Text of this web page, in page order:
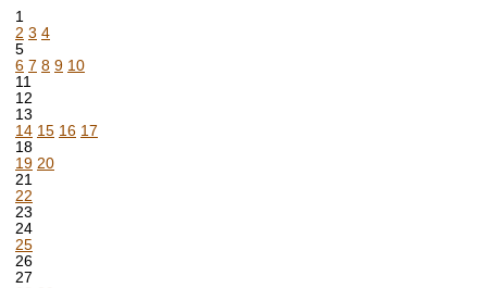
1
2 3 4
5
6 7 8 9 10
11
12
13
14 15 16 17
18
19 20
21
22
23
24
25
26
27